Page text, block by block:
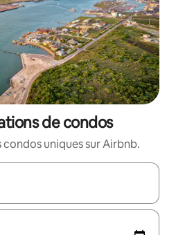
de condos
uniques sur Airbnb.
parcourez-les en utilisant